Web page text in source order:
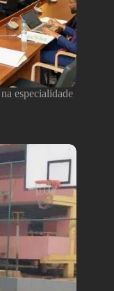
especialidade